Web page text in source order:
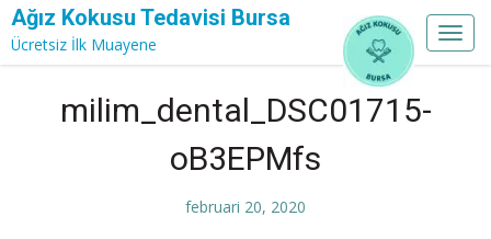
Ağız Kokusu Tedavisi Bursa
Ücretsiz İlk Muayene
milim_dental_DSC01715-
oB3EPMfs
februari 20, 2020